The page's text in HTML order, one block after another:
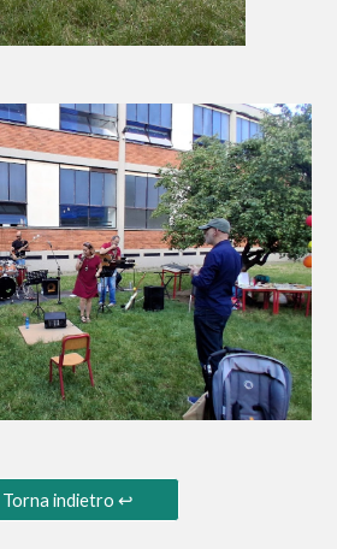
Torna indietro ↩